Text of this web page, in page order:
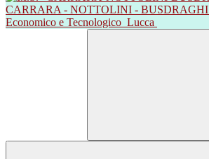
CARRARA - NOTTOLINI - BUSDRAGHI
Economico e Tecnologico Lucca